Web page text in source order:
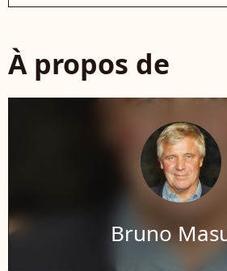
À propos de
Bruno